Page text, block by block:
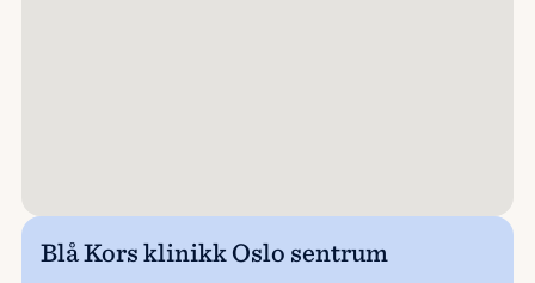
Blå Kors klinikk Oslo sentrum